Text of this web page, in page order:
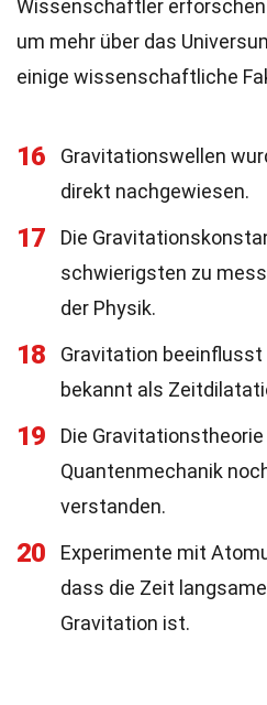
Wissenschaftler
um mehr über das
einige wissenschaftliche
16
Gravitationswellen
direkt nachgewiesen.
17
Die
schwierigsten zu
der Physik.
18
Gravitation beeinflusst
bekannt als
19
Die
Quantenmechanik
verstanden.
20
Experimente mit
dass die Zeit
Gravitation ist.